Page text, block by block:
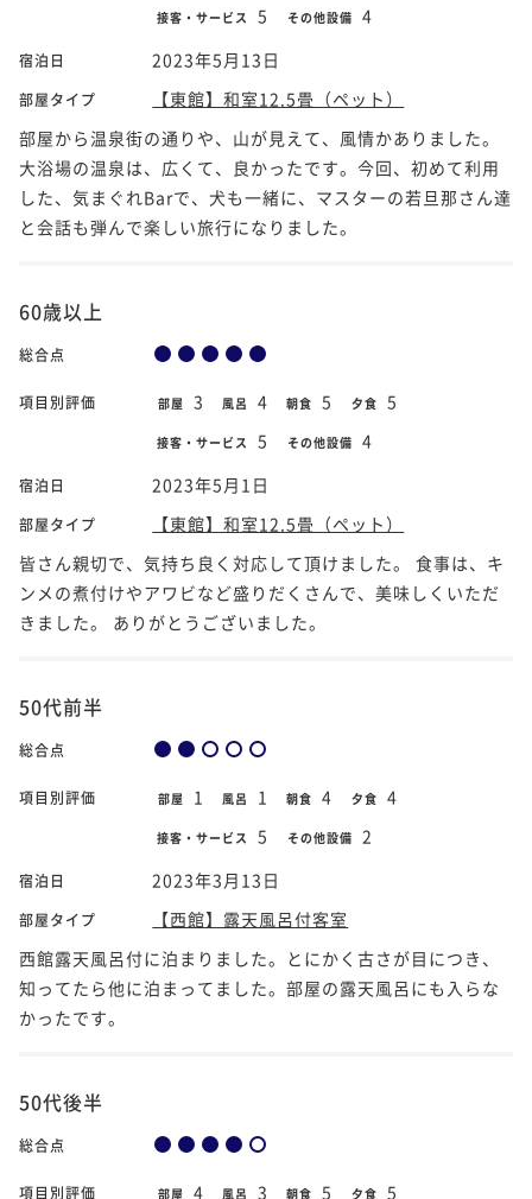
接客・サービス 5 その他設備 4
宿泊日 2023年5月13日
部屋タイプ
【東館】和室12.5畳（ペット）
部屋から温泉街の通りや、山が見えて、風情かありました。
大浴場の温泉は、広くて、良かったです。今回、初めて利用
した、気まぐれBarで、犬も一緒に、マスターの若旦那さん達
と会話も弾んで楽しい旅行になりました。
60歳以上
総合点
項目別評価 部屋 3 風呂 4 朝食 5 夕食 5
接客・サービス 5 その他設備 4
宿泊日 2023年5月1日
部屋タイプ
【東館】和室12.5畳（ペット）
皆さん親切で、気持ち良く対応して頂けました。 食事は、キ
ンメの煮付けやアワビなど盛りだくさんで、美味しくいただ
きました。 ありがとうございました。
50代前半
総合点
項目別評価 部屋 1 風呂 1 朝食 4 夕食 4
接客・サービス 5 その他設備 2
宿泊日 2023年3月13日
部屋タイプ
【西館】露天風呂付客室
西館露天風呂付に泊まりました。とにかく古さが目につき、
知ってたら他に泊まってました。部屋の露天風呂にも入らな
かったです。
50代後半
総合点
項目別評価 部屋 4 風呂 3 朝食 5 夕食 5